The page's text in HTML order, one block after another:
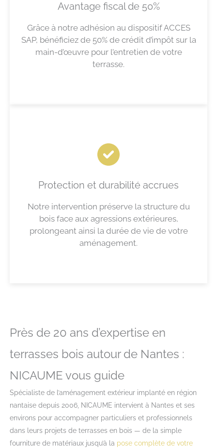
Avantage fiscal de 50%
Grâce à notre adhésion au dispositif ACCES
SAP, bénéficiez de 50% de crédit d’impôt sur la
main-d’œuvre pour l’entretien de votre
terrasse.
Protection et durabilité accrues
Notre intervention préserve la structure du
bois face aux agressions extérieures,
prolongeant ainsi la durée de vie de votre
aménagement.
Près de 20 ans d’expertise en
terrasses bois autour de Nantes :
NICAUME vous guide
Spécialiste de l’aménagement extérieur implanté en région
nantaise depuis 2006, NICAUME intervient à Nantes et ses
environs pour accompagner particuliers et professionnels
dans leurs projets de terrasses en bois — de la simple
fourniture de matériaux jusqu’à la pose complète de votre